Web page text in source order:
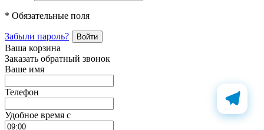
* Обязательные поля
Забыли пароль?
Ваша корзина
Заказать обратный звонок
Ваше имя
Телефон
Удобное время c